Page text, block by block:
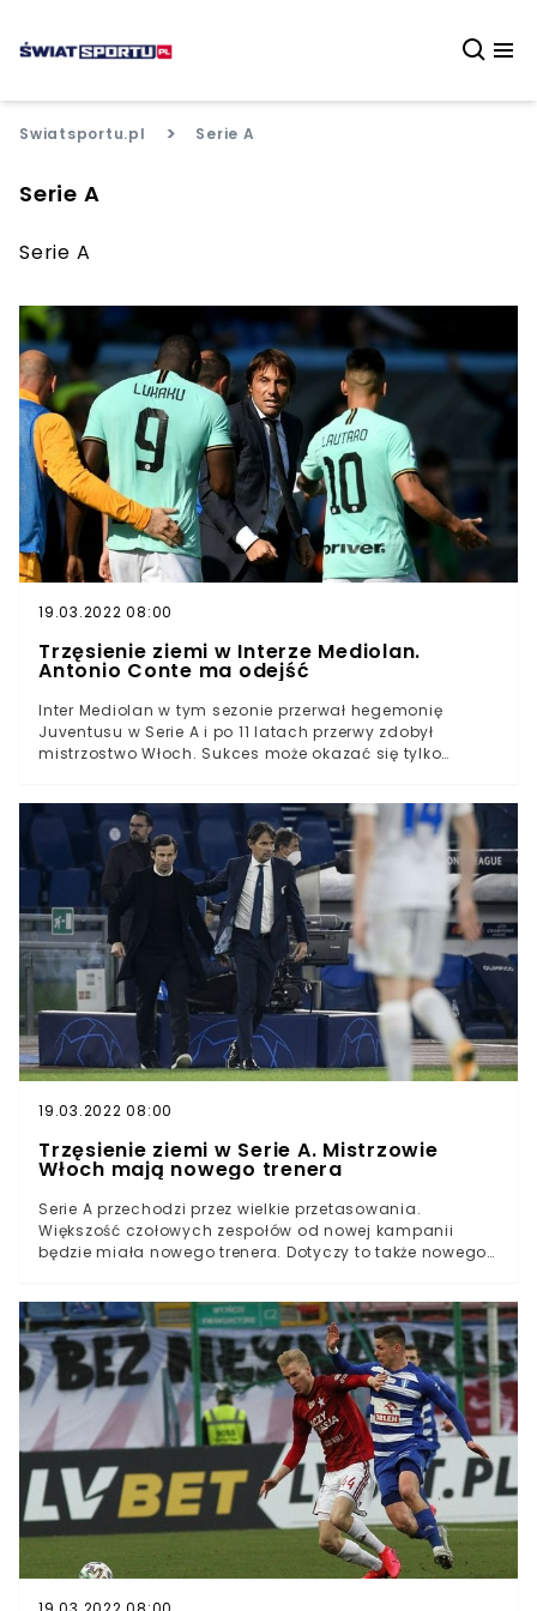
Swiatsportu.pl > Serie A
Serie A
Serie A
19.03.2022 08:00
Trzęsienie ziemi w Interze Mediolan.
Antonio Conte ma odejść
Inter Mediolan w tym sezonie przerwał hegemonię
Juventusu w Serie A i po 11 latach przerwy zdobył
mistrzostwo Włoch. Sukces może okazać się tylko
powodują, że drużynę może opuścić kilku ważnych
piłkarzy, a także trener Antonio Conte.Inter Mediolan w
najbliższych dniach może przejść prawdziwe trzęsienie
ziemiWłoskie media informują, że problemy finansowe
klubu zmuszają władze do cięć w budżecieZespół ma
opuścić kilku kluczowych zawodników oraz
szkoleniowiec Antonio ConteInter Mediolan w tym
sezonie w końcu nawiązał do swoich najlepszych lat.
Zespół kierowany przez Antonio Conte zdetronizował w
Serie A Juventus Turyn i sięgnął po swoje pierwsze
Scudetto po 11 latach przerwy.Włoskie media informują,
że mimo sukcesu Inter czeka prawdziwe trzęsienie ziemi.
Klub przechodzi przez poważne problemy finansowe i
chciały mocno podreperować budżet.
19.03.2022 08:00
Trzęsienie ziemi w Serie A. Mistrzowie
Włoch mają nowego trenera
Serie A przechodzi przez wielkie przetasowania.
Większość czołowych zespołów od nowej kampanii
będzie miała nowego trenera. Dotyczy to także nowego
przedstawił nowego szkoleniowca drużyny, którym
został Simone Inzaghi.Serie A: większość czołowych
klubów zmienia trenera przed sezonemNowym
szkoleniowcem świeżo upieczonego mistrza kraju Interu
Mediolan został Simone InzaghiWłoch zastąpił na
stanowisku Antonio Conte, który zrezygnował ze
względu na planowane działania klubu na rynku
transferowymSerie A przechodzi przez małe trzęsienie
ziemi. Kolejne zespoły z czołówki po sezonie wymieniają
swoich trenerów. Rewolucja nie ominęła także nowego
mistrza kraju Interu Mediolan, który w tym roku zdobył
Scudetto po 11 latach przerwy.W ubiegłym tygodniu z
zespołem pożegnał się Antonio Conte. Włoskiemu